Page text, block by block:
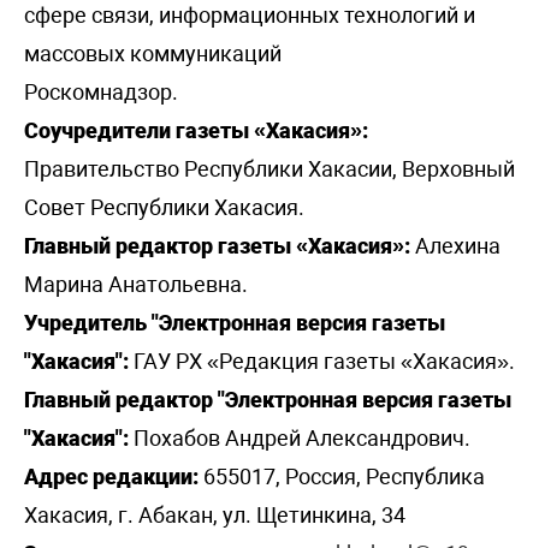
сфере связи, информационных технологий и
массовых коммуникаций
Роскомнадзор.
Соучредители газеты «Хакасия»:
Правительство Республики Хакасии, Верховный
Совет Республики Хакасия.
Главный редактор газеты «Хакасия»:Алехина
Марина Анатольевна.
Учредитель "Электронная версия газеты
"Хакасия": ГАУ РХ «Редакция газеты «Хакасия».
Главный редактор "Электронная версия газеты
"Хакасия": Похабов Андрей Александрович.
Адрес редакции: 655017, Россия, Республика
Хакасия, г. Абакан, ул. Щетинкина, 34